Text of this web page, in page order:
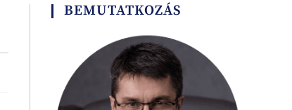
BEMUTATKOZÁS